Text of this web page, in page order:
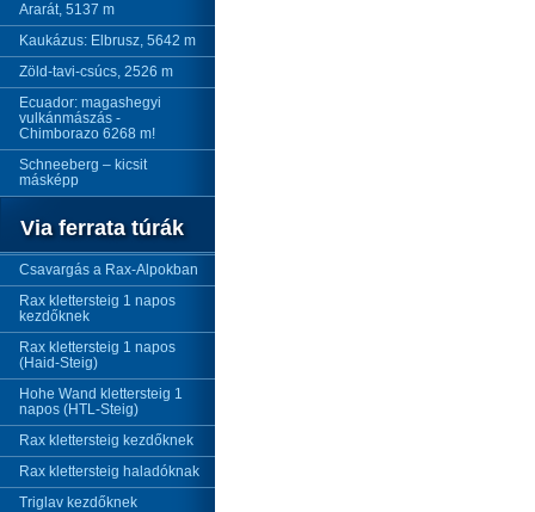
Ararát, 5137 m
Kaukázus: Elbrusz, 5642 m
Zöld-tavi-csúcs, 2526 m
Ecuador: magashegyi
vulkánmászás -
Chimborazo 6268 m!
Schneeberg – kicsit
másképp
Via ferrata túrák
Csavargás a Rax-Alpokban
Rax klettersteig 1 napos
kezdőknek
Rax klettersteig 1 napos
(Haid-Steig)
Hohe Wand klettersteig 1
napos (HTL-Steig)
Rax klettersteig kezdőknek
Rax klettersteig haladóknak
Triglav kezdőknek